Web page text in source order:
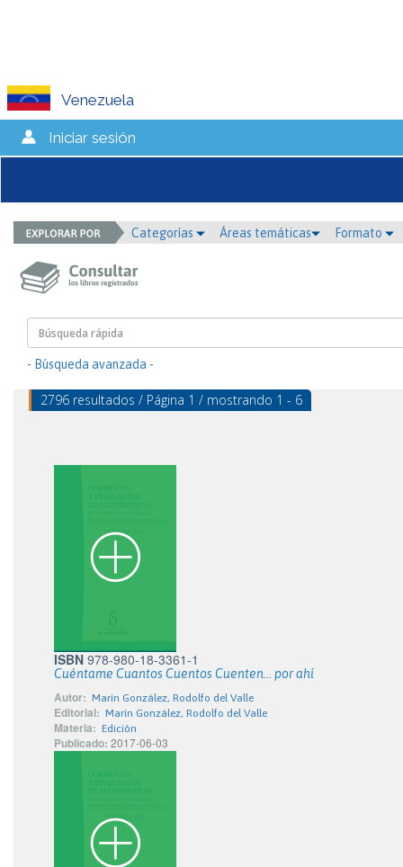
Venezuela
Iniciar sesión
Categorías Áreas temáticas Formato
- Búsqueda avanzada -
2796 resultados / Página 1 / mostrando 1 - 6
ISBN 978-980-18-3361-1
Cuéntame Cuantos Cuentos Cuenten... por ahí
Autor: Marín González, Rodolfo del Valle
Editorial: Marín González, Rodolfo del Valle
Materia: Edición
Publicado: 2017-06-03